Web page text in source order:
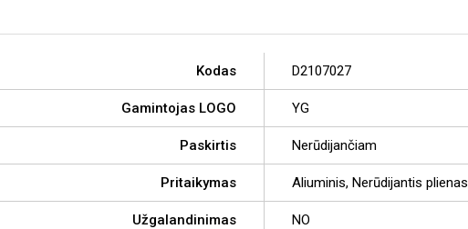
Kodas D2107027
Gamintojas LOGO YG
Paskirtis Nerūdijančiam
Pritaikymas Aliuminis, Nerūdijantis
Užgalandinimas NO